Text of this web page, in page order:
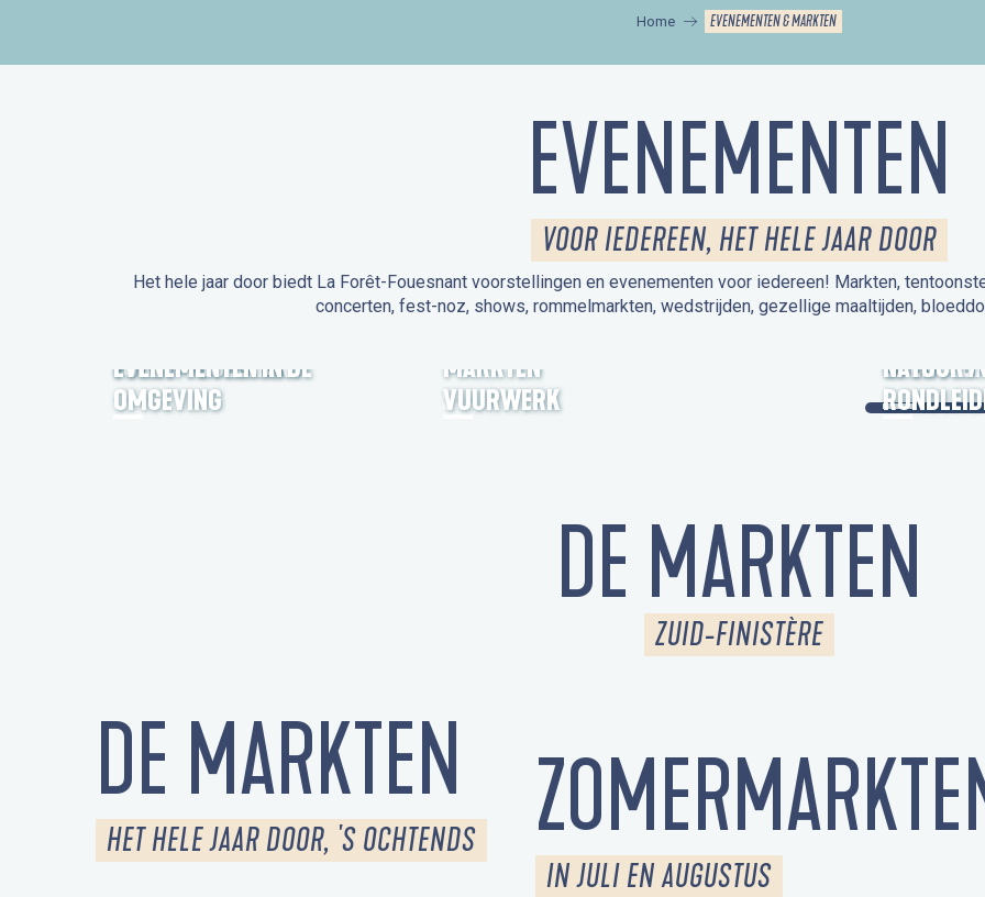
Home EVENEMENTEN & MARKTEN
EVENEMENTEN
VOOR IEDEREEN, HET HELE JAAR DOOR
Het hele jaar door biedt La Forêt-Fouesnant voorstellingen en evenementen voor iedereen! Markten,
concerten, fest-noz, shows, rommelmarkten, wedstrijden, gezellige maaltijden,
FORÊT-FOUESNANT
EVENEMENTEN IN DE
OMGEVING
MARKTEN
VUURWERK
OPEN
NATUUR /
DE MARKTEN
ZUID-FINISTÈRE
DE MARKTEN
HET HELE JAAR DOOR, 'S OCHTENDS
IN JULI EN AUGUSTUS